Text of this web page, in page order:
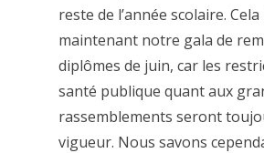
reste de l’année scolaire.
maintenant notre gala de
diplômes de juin, car les
santé publique quant aux
rassemblements seront
vigueur. Nous savons